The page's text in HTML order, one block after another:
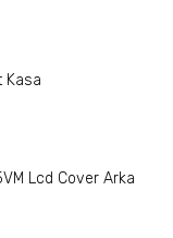
Kasa
Lcd Cover Arka